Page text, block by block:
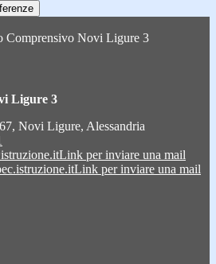
Comprensivo Novi Ligure 3
Ligure 3
Novi Ligure, Alessandria
Link per inviare una mail
Link per inviare una mail